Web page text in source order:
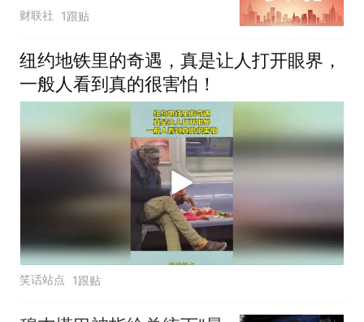
财联社 1跟贴
纽约地铁里的奇遇，真是让人打开眼界，
一般人看到真的很害怕！
笑话站点 1跟贴